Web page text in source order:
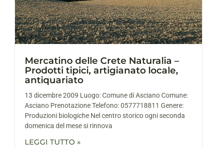
Mercatino delle Crete Naturalia –
Prodotti tipici, artigianato locale,
antiquariato
13 dicembre 2009 Luogo: Comune di Asciano Comune:
Asciano Prenotazione Telefono: 0577718811 Genere:
Produzioni biologiche Nel centro storico ogni seconda
domenica del mese si rinnova
LEGGI TUTTO »